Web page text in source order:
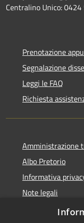
Centralino Unico:
Prenotazione
Segnalazione
Leggi le FAQ
Richiesta
Amministrazione
Albo Pretorio
Informativa
Note legali
Dichiarazione di